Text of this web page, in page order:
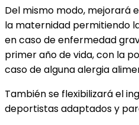
Del mismo modo, mejorará
la maternidad permitiendo
en caso de enfermedad
primer año de vida, con la
caso de alguna alergia
También se flexibilizará el
deportistas adaptados y